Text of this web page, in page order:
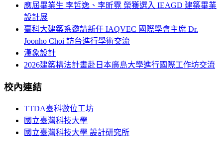
應屆畢業生 李哲逸、李昕霓 榮獲選入 IEAGD 建築畢業
設計展
臺科大建築系邀請新任 IAQVEC 國際學會主席 Dr.
Joonho Choi 訪台進行學術交流
漢象設計
2026建築構法計畫赴日本廣島大學進行國際工作坊交流
校內連結
TTDA臺科數位工坊
國立臺灣科技大學
國立臺灣科技大學 設計研究所